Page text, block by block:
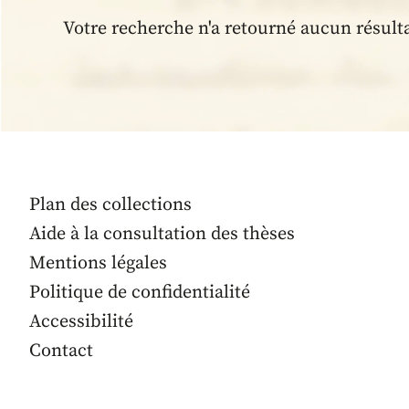
Votre recherche n'a retourné aucun
Plan des collections
Aide à la consultation des thèses
Mentions légales
Politique de confidentialité
Accessibilité
Contact